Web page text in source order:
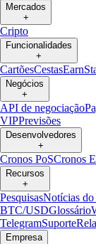
Mercados
+
Cripto
Funcionalidades
+
CartõesCestasEarn
Negócios
+
API de negociação
VIPPrevisões
Desenvolvedores
+
Cronos PoSCronos
Recursos
+
PesquisasNotícias do
BTC/USDGlossário
TelegramSuporte
Empresa